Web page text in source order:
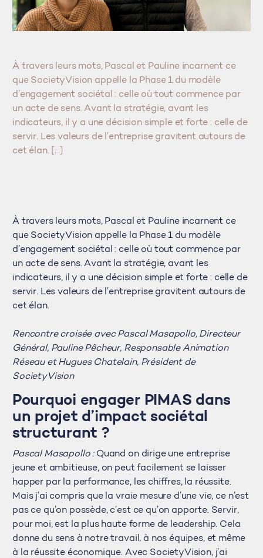
À travers leurs mots, Pascal et Pauline incarnent ce
que SocietyVision appelle la Phase 1 du modèle
d’engagement sociétal : celle où tout commence par
un acte de sens. Avant la stratégie, avant les
indicateurs, il y a une décision simple et forte : celle de
servir. Les valeurs de l’entreprise gravitent autours de
cet élan. […]
À travers leurs mots, Pascal et Pauline incarnent ce
que SocietyVision appelle la Phase 1 du modèle
d’engagement sociétal : celle où tout commence par
un acte de sens. Avant la stratégie, avant les
indicateurs, il y a une décision simple et forte : celle de
servir. Les valeurs de l’entreprise gravitent autours de
cet élan.
Rencontre croisée avec Pascal Masapollo, Directeur
Général, Pauline Pêcheur, Responsable Animation
Réseau et Hugues Chatelain, Président de
SocietyVision
Pourquoi engager PIMAS dans
un projet d’impact sociétal
structurant ?
Pascal Masapollo : Quand on dirige une entreprise
jeune et ambitieuse, on peut facilement se laisser
happer par la performance, les chiffres, la réussite.
Mais j’ai compris que la vraie mesure d’une vie, ce n’est
pas ce qu’on possède, c’est ce qu’on apporte. Servir,
pour moi, est la plus haute forme de leadership. Cela
donne du sens à notre travail, à nos équipes, et même
à la réussite économique. Avec SocietyVision, j’ai